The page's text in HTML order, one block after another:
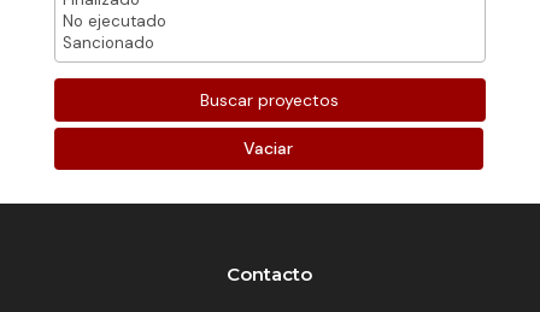
Vaciar
Contacto